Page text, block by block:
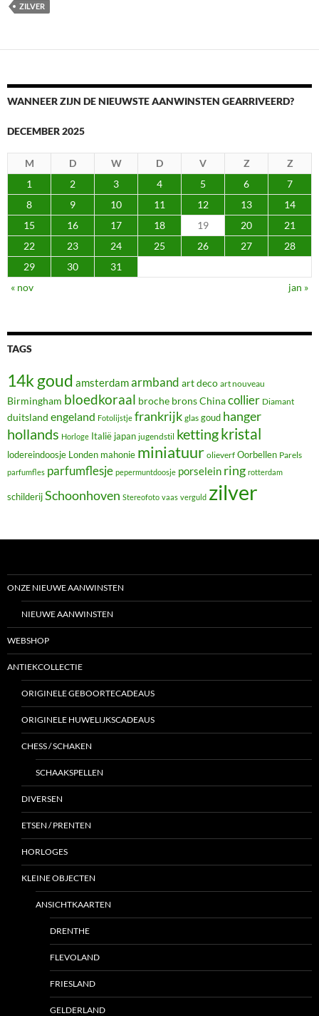
ZILVER
WANNEER ZIJN DE NIEUWSTE AANWINSTEN GEARRIVEERD?
DECEMBER 2025
M D W D V Z
Z
1
2 3 4 5 6
7
8
9 10 11 12 13
14
15
16 17 18 19 20
21
22
23 24 25 26 27
28
29
30
31
« nov
jan »
TAGS
14k goud amsterdamarmband art deco art nouveau
Birmingham bloedkoraal broche bronsChinacollier Diamant
duitsland engeland Fotolijstje frankrijk glas goud hanger
hollands Horloge Italië japan jugendstil kettingkristal
lodereindoosje Londen mahonie miniatuur olieverf Oorbellen Parels
parfumfles parfumflesje pepermuntdoosje porselein ring rotterdam
schilderijSchoonhoven Stereofoto vaas verguld zilver
ONZE NIEUWE AANWINSTEN
NIEUWE AANWINSTEN
WEBSHOP
ANTIEKCOLLECTIE
ORIGINELE GEBOORTECADEAUS
ORIGINELE HUWELIJKSCADEAUS
CHESS / SCHAKEN
SCHAAKSPELLEN
DIVERSEN
ETSEN / PRENTEN
HORLOGES
KLEINE OBJECTEN
ANSICHTKAARTEN
DRENTHE
FLEVOLAND
FRIESLAND
GELDERLAND